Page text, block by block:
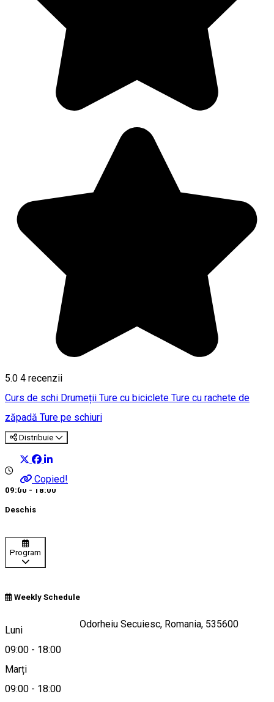
5.0 4 recenzii
Curs de schi Drumeții Ture cu biciclete Ture cu rachete de
zăpadă Ture pe schiuri
Distribuie
Copied!
09:00 - 18:00
Deschis
Program
Weekly Schedule
Luni
09:00 - 18:00
Marți
09:00 - 18:00
Orbán Balázs 22, Odorheiu Secuiesc, Romania, 535600
Hartă